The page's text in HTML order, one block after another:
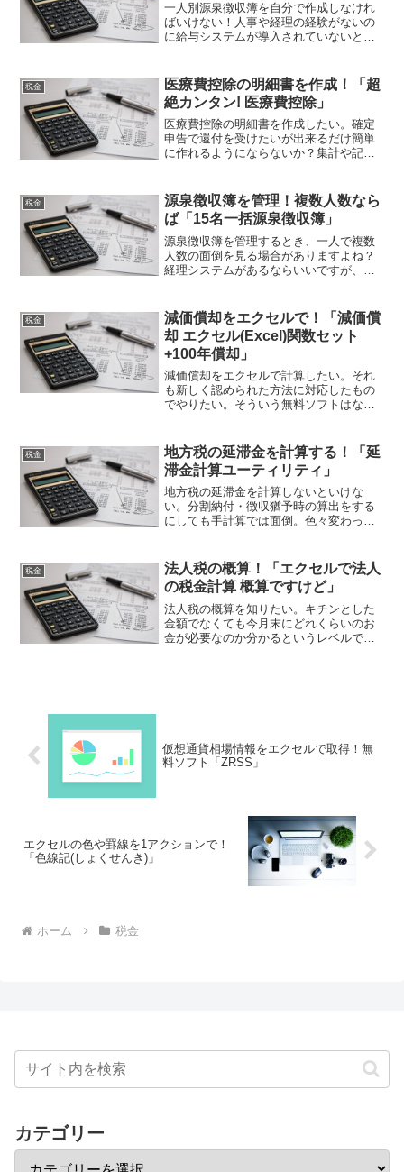
一人別源泉徴収簿を自分で作成しなけれ
ばいけない！人事や経理の経験がないの
に給与システムが導入されていないと
「一人別源泉徴収簿」。エクセルブック
形式なので初心者でも使いやすいです！
税金
医療費控除の明細書を作成！「超
絶カンタン! 医療費控除」
医療費控除の明細書を作成したい。確定
申告で還付を受けたいが出来るだけ簡単
に作れるようにならないか？集計や記入
うか。医療費控除の明細書の作成が最低
限の入力でラクにできますよ！
税金
源泉徴収簿を管理！複数人数なら
ば「15名一括源泉徴収簿」
源泉徴収簿を管理するとき、一人で複数
人数の面倒を見る場合がありますよね？
経理システムがあるならいいですが、そ
収簿」はいかがでしょうか。源泉徴収簿
の管理が多人数でも出来ますよ！
税金
減価償却をエクセルで！「減価償
却 エクセル(Excel)関数セット
+100年償却」
減価償却をエクセルで計算したい。それ
も新しく認められた方法に対応したもの
でやりたい。そういう無料ソフトはない
でしょうか。減価償却がエクセルで簡単
に算出できますよ！
税金
地方税の延滞金を計算する！「延
滞金計算ユーティリティ」
地方税の延滞金を計算しないといけな
い。分割納付・徴収猶予時の算出をする
にしても手計算では面倒。色々変わって
滞金計算ユーティリティ」。地方税の延
滞金の計算が楽になると思いますよ！
税金
法人税の概算！「エクセルで法人
の税金計算 概算ですけど」
法人税の概算を知りたい。キチンとした
金額でなくても今月末にどれくらいのお
金が必要なのか分かるというレベルで確
仮想通貨相場情報をエクセルで取得！無
料ソフト「ZRSS」
エクセルの色や罫線を1アクションで！
「色線記(しょくせんき)」
ホーム 税金
カテゴリー